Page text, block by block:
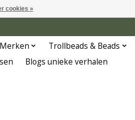
Merken
Trollbeads & Beads
Blogs unieke verhalen
cookies »